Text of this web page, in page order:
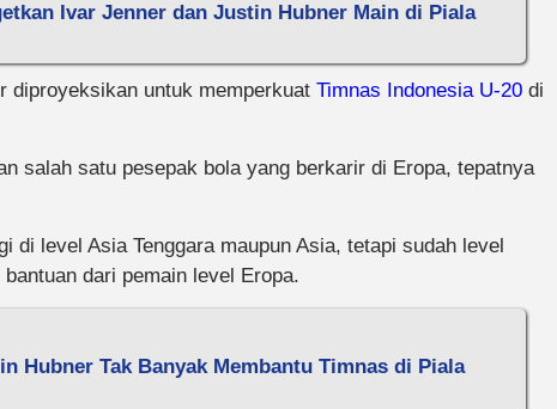
Ivar Jenner dan Justin Hubner Main di Piala
diproyeksikan untuk memperkuat Timnas Indonesia U-20 di
salah satu pesepak bola yang berkarir di Eropa, tepatnya
di level Asia Tenggara maupun Asia, tetapi sudah level
dari pemain level Eropa.
Hubner Tak Banyak Membantu Timnas di Piala